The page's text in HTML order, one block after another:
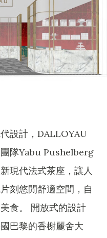
設計，DALLOYAU
隊Yabu Pushelberg
現代法式茶座，讓人
刻悠閒舒適空間，自
食。 開放式的設計
巴黎的香榭麗舍大